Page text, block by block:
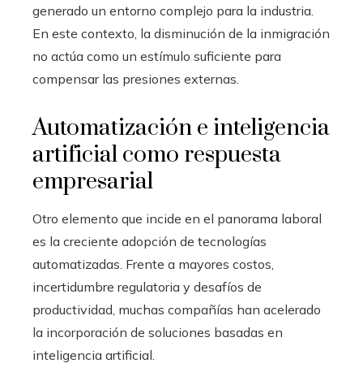
generado un entorno complejo para la industria.
En este contexto, la disminución de la inmigración
no actúa como un estímulo suficiente para
compensar las presiones externas.
Automatización e inteligencia
artificial como respuesta
empresarial
Otro elemento que incide en el panorama laboral
es la creciente adopción de tecnologías
automatizadas. Frente a mayores costos,
incertidumbre regulatoria y desafíos de
productividad, muchas compañías han acelerado
la incorporación de soluciones basadas en
inteligencia artificial.